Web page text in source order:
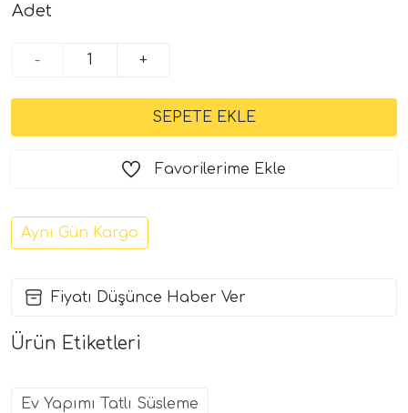
Adet
- +
Favorilerime Ekle
Aynı Gün Kargo
Fiyatı Düşünce Haber Ver
Ürün Etiketleri
Ev Yapımı Tatlı Süsleme